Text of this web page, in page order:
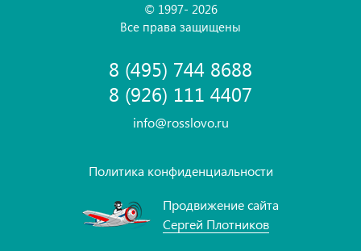
© 1997- 2026
Все права защищены
8 (495) 744 8688
8 (926) 111 4407
info@rosslovo.ru
Политика конфиденциальности
Продвижение сайта
Сергей Плотников